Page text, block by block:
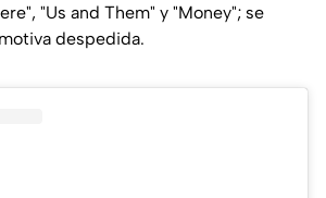
"Us and Them" y "Money"; se
despedida.